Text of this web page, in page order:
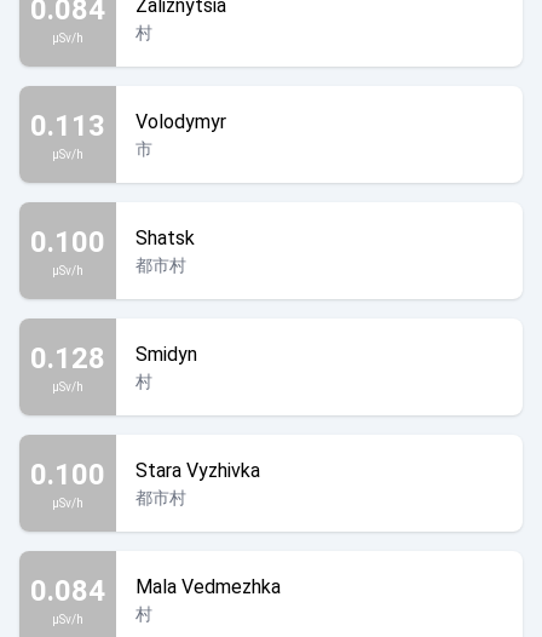
0.084
µSv/h
Zaliznytsia
村
0.113
µSv/h
Volodymyr
市
0.100
µSv/h
Shatsk
都市村
0.128
µSv/h
Smidyn
村
0.100
µSv/h
Stara Vyzhivka
都市村
0.084
µSv/h
Mala Vedmezhka
村